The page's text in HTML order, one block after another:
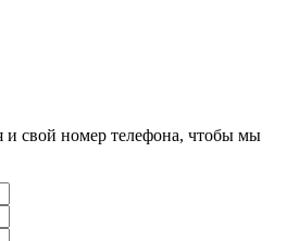
и свой номер телефона, чтобы мы